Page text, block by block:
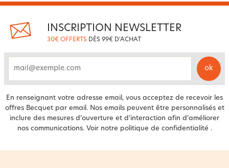
INSCRIPTION NEWSLETTER
30€ OFFERTS DÈS 99€ D'ACHAT
ok
En renseignant votre adresse email, vous acceptez de recevoir les
offres Becquet par email. Nos emails peuvent être personnalisés et
inclure des mesures d’ouverture et d’interaction afin d’améliorer
nos communications. Voir notre politique de confidentialité .